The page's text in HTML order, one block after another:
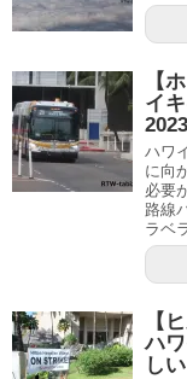
【
イ
ハワ
に向
必要
路線
ラベ
【
ハ
しい